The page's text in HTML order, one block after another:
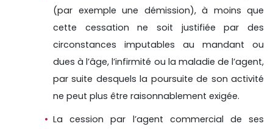
(par exemple une démission), à moins que
cette cessation ne soit justifiée par des
circonstances imputables au mandant ou
dues à l’âge, l’infirmité ou la maladie de l’agent,
par suite desquels la poursuite de son activité
ne peut plus être raisonnablement exigée.
La cession par l’agent commercial de ses